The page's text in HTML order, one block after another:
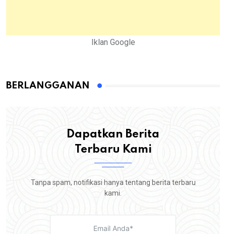
Iklan Google
BERLANGGANAN
Dapatkan Berita
Terbaru Kami
Tanpa spam, notifikasi hanya tentang berita terbaru
kami.